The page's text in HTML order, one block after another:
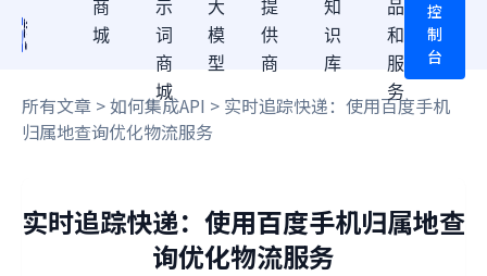
商
城
示
词
商
城
大
模
型
提
供
商
知
识
库
品
和
服
务
控
制
台
所有文章 >如何集成API > 实时追踪快递：使用百度手机
归属地查询优化物流服务
实时追踪快递：使用百度手机归属地查
询优化物流服务